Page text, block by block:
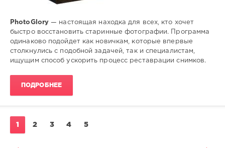
PhotoGlory — настоящая находка для всех, кто хочет
быстро восстановить старинные фотографии. Программа
одинаково подойдет как новичкам, которые впервые
столкнулись с подобной задачей, так и специалистам,
ищущим способ ускорить процесс реставрации снимков.
ПОДРОБНЕЕ
1 2 3 4 5